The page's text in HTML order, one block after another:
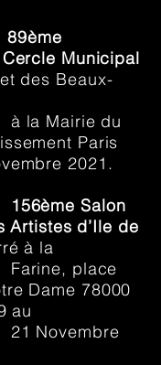
89ème
Municipal
et des Beaux-
du
Paris
2021.
156ème Salon
Artistes d’Ile de
à la
place
Dame 78000
au